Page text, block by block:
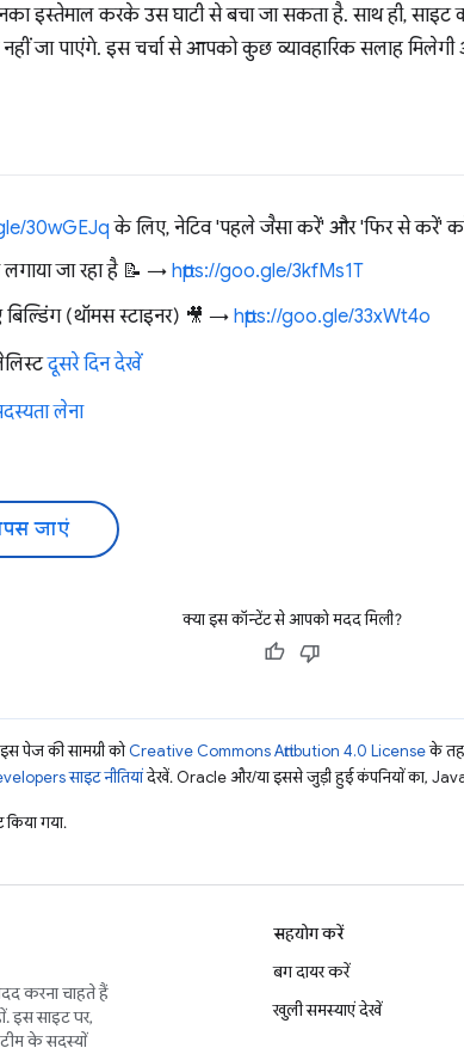
इस्तेमाल करके उस घाटी से बचा जा सकता है. साथ ही, साइट
नहीं जा पाएंगे. इस चर्चा से आपको कुछ व्यावहारिक सलाह
30wGEJq के लिए, नेटिव 'पहले जैसा करें' और 'फिर से करें'
जा रहा है 📝 → https://goo.gle/3kfMs1T
(थॉमस स्टाइनर) 🎥 → https://goo.gle/33xWt4o
दूसरे दिन देखें
लेना
जाएं
क्या इस कॉन्टेंट से आपको मदद मिली?
पेज की सामग्री कोCreative Commons Attribution 4.0 Licenseके
साइट नीतियांदेखें. Oracle और/या इससे जुड़ी हुई कंपनियों का, Java
गया.
करना चाहते हैं
इस साइट पर,
के सदस्यों
सहयोग करें
बग दायर करें
खुली समस्याएं देखें